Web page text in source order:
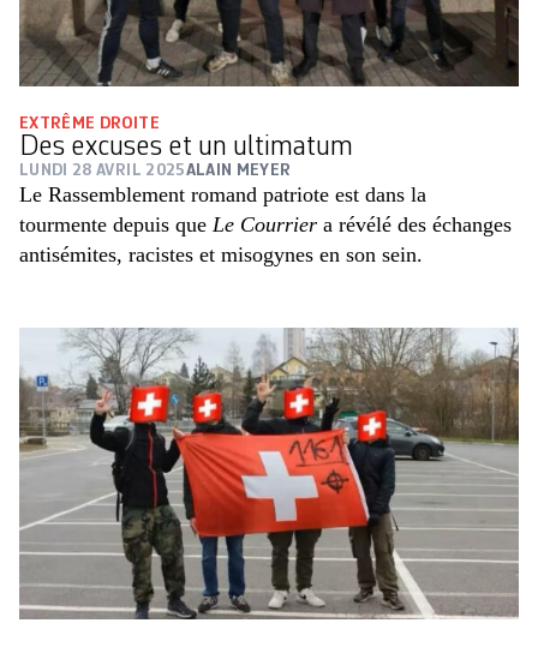
EXTRÊME DROITE
Des excuses et un ultimatum
LUNDI 28 AVRIL 2025ALAIN MEYER
Le Rassemblement romand patriote est dans la
tourmente depuis que Le Courrier a révélé des échanges
antisémites, racistes et misogynes en son sein.